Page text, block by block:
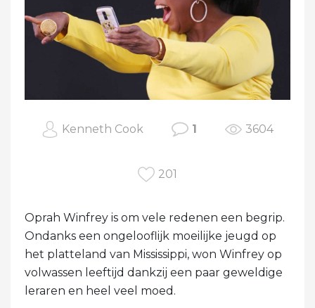
Kenneth Cook 1 3604
201
Oprah Winfrey is om vele redenen een begrip.
Ondanks een ongelooflijk moeilijke jeugd op
het platteland van Mississippi, won Winfrey op
volwassen leeftijd dankzij een paar geweldige
leraren en heel veel moed.